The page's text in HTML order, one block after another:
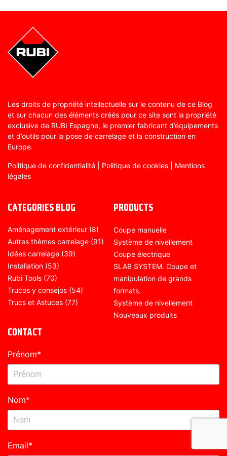
Les droits de propriété intellectuelle sur le contenu de ce Blog
et sur chacun des éléments créés pour ce site sont la propriété
exclusive de RUBI Espagne, le premier fabricant d’équipements
et d’outils pour la pose de carrelage et la construction en
Europe.
Politique de confidentialité Politique de cookies
Mentions
légales
CATEGORIES BLOG
Aménagement extérieur (8)
Autres thèmes carrelage (91)
Idées carrelage (39)
Installation (53)
Rubi Tools (70)
Trucos y consejos (54)
Trucs et Astuces (77)
PRODUCTS
Coupe manuelle
Système de nivellement
Coupe électrique
SLAB SYSTEM. Coupe et
manipulation de grands
formats.
Système de nivellement
Nouveaux produits
CONTACT
Prénom*
Nom*
Email*